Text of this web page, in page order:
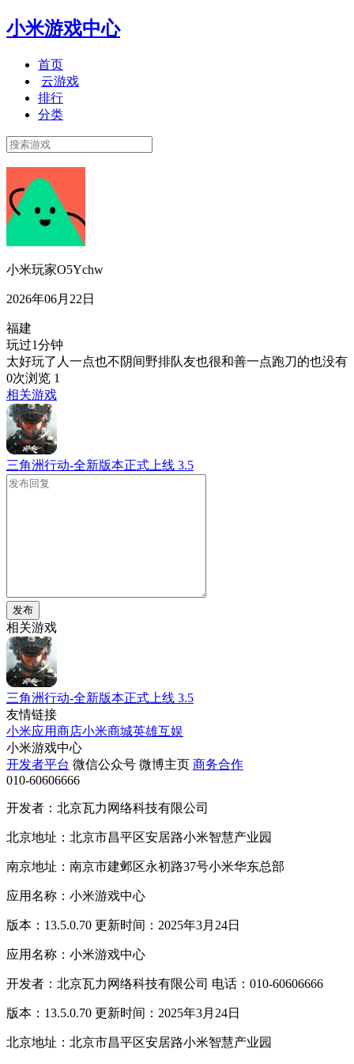
小米游戏中心
首页
云游戏
排行
分类
小米玩家O5Ychw
2026年06月22日
福建
玩过1分钟
太好玩了人一点也不阴间野排队友也很和善一点跑刀的也没有
0次浏览 1
相关游戏
三角洲行动-全新版本正式上线 3.5
发布
相关游戏
三角洲行动-全新版本正式上线 3.5
友情链接
小米应用商店小米商城英雄互娱
小米游戏中心
开发者平台 微信公众号 微博主页 商务合作
010-60606666
开发者：北京瓦力网络科技有限公司
北京地址：北京市昌平区安居路小米智慧产业园
南京地址：南京市建邺区永初路37号小米华东总部
应用名称：小米游戏中心
版本：13.5.0.70 更新时间：2025年3月24日
应用名称：小米游戏中心
开发者：北京瓦力网络科技有限公司 电话：010-60606666
版本：13.5.0.70 更新时间：2025年3月24日
北京地址：北京市昌平区安居路小米智慧产业园